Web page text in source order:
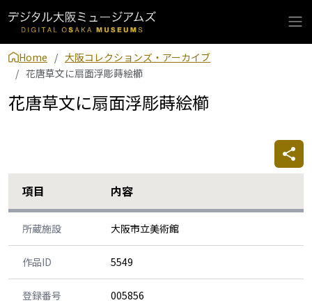
Home
大阪コレクションズ・アーカイブ
花唐草文に扇面浮彫蒔絵櫛
花唐草文に扇面浮彫蒔絵櫛
項目 内容
所蔵施設 大阪市立美術館
作品ID 5549
登録番号 005856